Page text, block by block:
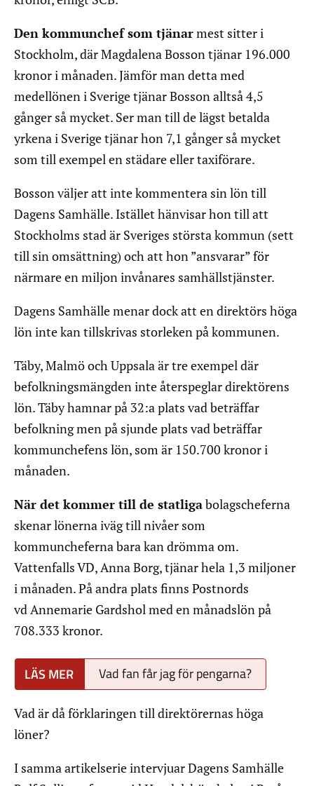
Den kommunchef som tjänarmest sitter i
Stockholm, där Magdalena Bosson tjänar 196.000
kronor i månaden. Jämför man detta med
medellönen i Sverige tjänar Bosson alltså 4,5
gånger så mycket. Ser man till de lägst betalda
yrkena i Sverige tjänar hon 7,1 gånger så mycket
som till exempel en städare eller taxiförare.
Bosson väljer att inte kommentera sin lön till
Dagens Samhälle. Istället hänvisar hon till att
Stockholms stad är Sveriges största kommun (sett
till sin omsättning) och att hon ”ansvarar” för
närmare en miljon invånares samhällstjänster.
Dagens Samhälle menar dock att en direktörs höga
lön inte kan tillskrivas storleken på kommunen.
Täby, Malmö och Uppsala är tre exempel där
befolkningsmängden inte återspeglar direktörens
lön. Täby hamnar på 32:a plats vad beträffar
befolkning men på sjunde plats vad beträffar
kommunchefens lön, som är 150.700 kronor i
månaden.
När det kommer till de statligabolagscheferna
skenar lönerna iväg till nivåer som
kommuncheferna bara kan drömma om.
Vattenfalls VD, Anna Borg, tjänar hela 1,3 miljoner
i månaden. På andra plats finns Postnords
vd Annemarie Gardshol med en månadslön på
708.333 kronor.
Vad fan får jag för pengarna?
Vad är då förklaringen till direktörernas höga
löner?
I samma artikelserie intervjuar Dagens Samhälle